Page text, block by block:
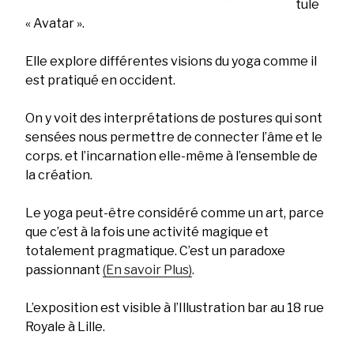
tule
« Avatar ».
Elle explore différentes visions du yoga comme il
est pratiqué en occident.
On y voit des interprétations de postures qui sont
sensées nous permettre de connecter l’âme et le
corps. et l’incarnation elle-même à l’ensemble de
la création.
Le yoga peut-être considéré comme un art, parce
que c’est à la fois une activité magique et
totalement pragmatique. C’est un paradoxe
passionnant (En savoir Plus).
L’exposition est visible à l’Illustration bar au 18 rue
Royale à Lille.